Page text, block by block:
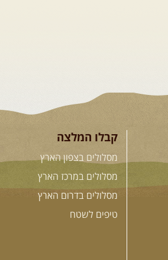
קבלו המלצה
מסלולים בצפון הארץ
מסלולים במרכז הארץ
מסלולים בדרום הארץ
טיפים לשטח